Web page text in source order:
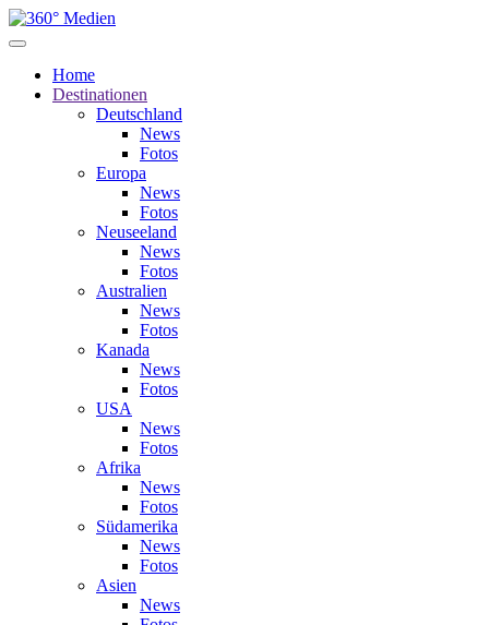
Home
Destinationen
Deutschland
News
Fotos
Europa
News
Fotos
Neuseeland
News
Fotos
Australien
News
Fotos
Kanada
News
Fotos
USA
News
Fotos
Afrika
News
Fotos
Südamerika
News
Fotos
Asien
News